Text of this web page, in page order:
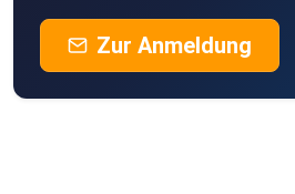
Zur Anmeldung